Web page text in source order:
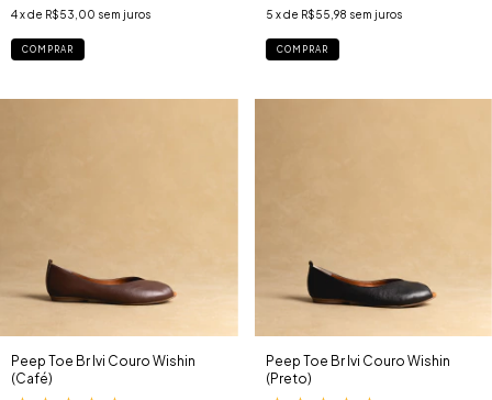
4x de R$53,00 sem juros
COMPRAR
5 x de R$55,98 sem juros
COMPRAR
Peep Toe Br Ivi Couro Wishin
(Café)
Peep Toe Br Ivi Couro Wishin
(Preto)